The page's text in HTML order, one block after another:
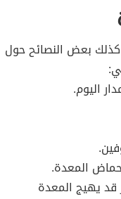
بعض النصائح حول
اليوم.
المعدة.
قد يهيج المعدة